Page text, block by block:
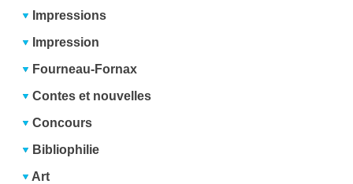
Impressions
Impression
Fourneau-Fornax
Contes et nouvelles
Concours
Bibliophilie
Art